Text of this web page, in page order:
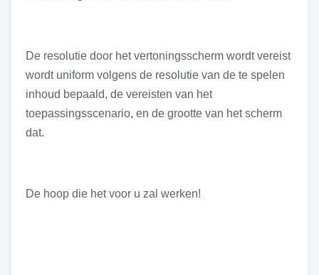
De resolutie door het vertoningsscherm wordt vereist
wordt uniform volgens de resolutie van de te spelen
inhoud bepaald, de vereisten van het
toepassingsscenario, en de grootte van het scherm
dat.
De hoop die het voor u zal werken!